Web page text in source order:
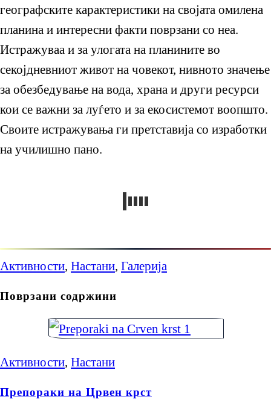
географските карактеристики на својата омилена
планина и интересни факти поврзани со неа.
Истражуваа и за улогата на планините во
секојдневниот живот на човекот, нивното значење
за обезбедување на вода, храна и други ресурси
кои се важни за луѓето и за екосистемот воопшто.
Своите истражувања ги претставија со изработки
на училишно пано.
Активности, Настани, Галерија
Поврзани содржини
Активности, Настани
Препораки на Црвен крст